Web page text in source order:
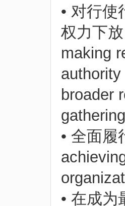
• 对行
权力下
making
broader
• 全面
• 在成